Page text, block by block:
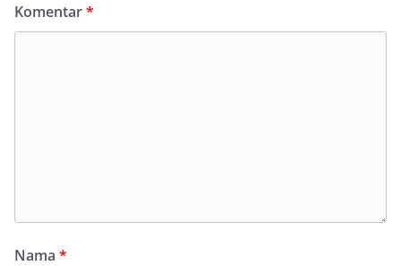
Komentar*
Nama *